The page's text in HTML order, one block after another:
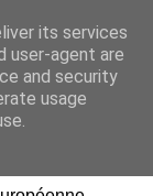
its services
user-agent are
and security
usage